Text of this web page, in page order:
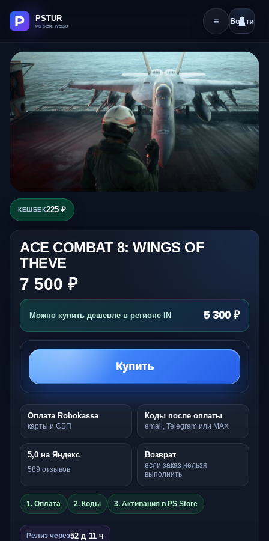
Войти
КЕШБЕК225 ₽
ACE COMBAT 8: WINGS OF
THEVE
7 500 ₽
Можно купить дешевле в регионе IN 5 300 ₽
Купить
Оплата Robokassa
карты и СБП
Коды после оплаты
email, Telegram или MAX
5,0 на Яндекс
589 отзывов
Возврат
если заказ нельзя
выполнить
1. Оплата 2. Коды 3. Активация в PS Store
Релиз через52 д 11 ч